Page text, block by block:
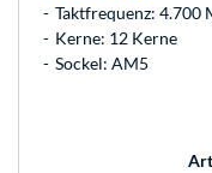
Taktfrequenz: 4.700
Kerne: 12 Kerne
Sockel: AM5